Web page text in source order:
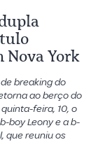
York
breaking do
ao berço do
feira, 10, o
boy Leony e a b-
que reuniu os